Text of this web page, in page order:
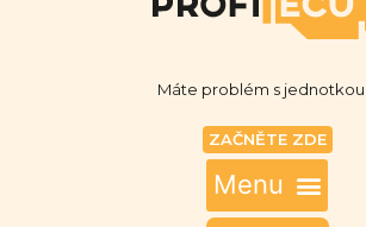
Máte problém s jednotkou
ZAČNĚTE ZDE